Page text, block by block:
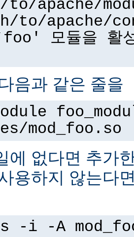
apache/
to/apache/
모듈을 활
음과 같은 줄을
mod_foo.so
에 없다면 추가
용하지 않는다
-i -A